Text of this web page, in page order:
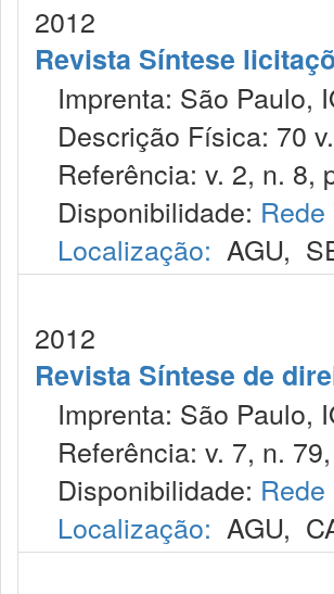
2012
Revista Síntese
Imprenta: São Paulo,
Descrição Física: 70 v.
Referência: v. 2, n. 8,
Disponibilidade:
Localização: AGU,
2012
Revista Síntese de
Imprenta: São Paulo,
Referência: v. 7, n.
Disponibilidade:
Localização: AGU,